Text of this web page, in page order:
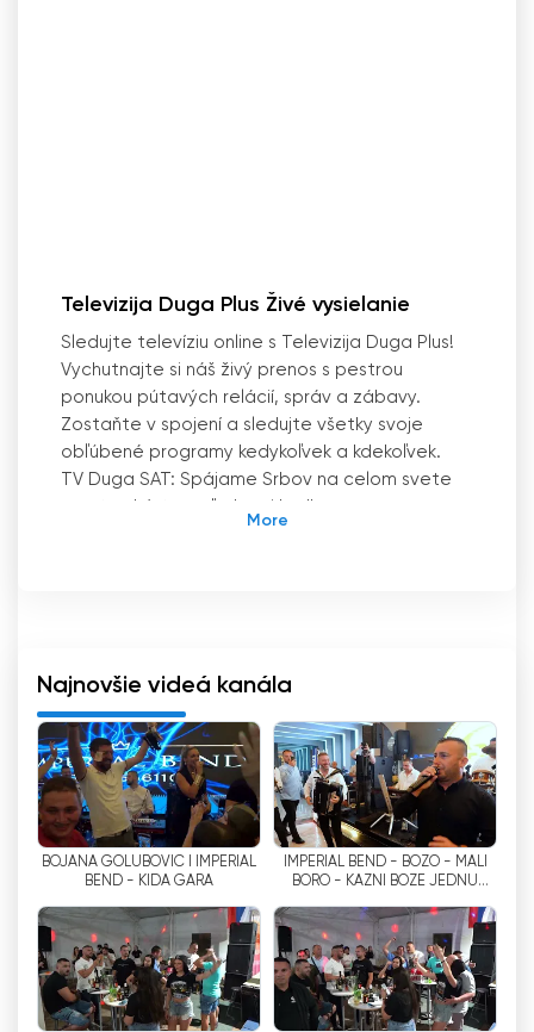
Televizija Duga Plus Živé vysielanie
Sledujte televíziu online s Televizija Duga Plus!
Vychutnajte si náš živý prenos s pestrou
ponukou pútavých relácií, správ a zábavy.
Zostaňte v spojení a sledujte všetky svoje
obľúbené programy kedykoľvek a kdekoľvek.
TV Duga SAT: Spájame Srbov na celom svete
hudobných relácií a spravodajských programov
sa tento kanál stal jednou z najsledovanejších
srbských televíznych staníc v diaspóre. Vďaka
funkcii živého vysielania môžu diváci
jednoducho sledovať televíziu online, čím
zostanú v spojení so svojimi koreňmi a kultúrnym
dedičstvom.
Stanica TV Duga SAT, založená v roku 1997, si
rýchlo získala popularitu medzi srbskými divákmi.
Kanál oficiálne začal vysielať 15. januára 1998 po
registrácii v Sremskej Mitrovici. Od svojho vzniku
sa TV Duga SAT zaviazala poskytovať
vysokokvalitné programy 24 hodín denne a
Najnovšie videá kanála
BOJANA GOLUBOVIC I IMPERIAL
BEND - KIDA GARA
IMPERIAL BEND - BOZO - MALI
BORO - KAZNI BOZE JEDNU
| LIVE MIONICA